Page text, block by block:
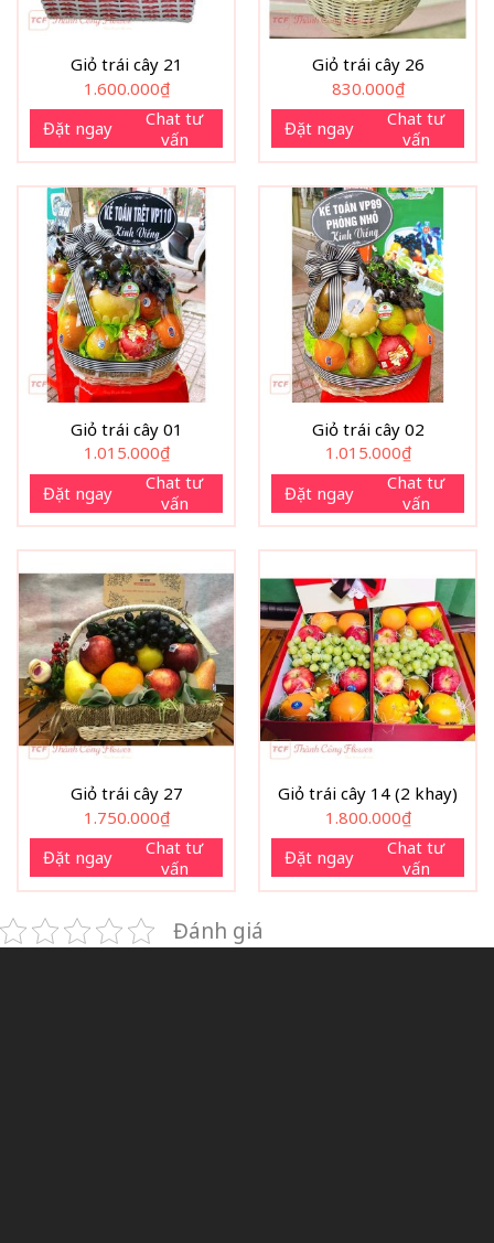
Giỏ trái cây 21
1.600.000₫
Đặt ngay
Chat tư
vấn
Giỏ trái cây 26
830.000₫
Đặt ngay
Chat tư
vấn
Giỏ trái cây 01
1.015.000₫
Đặt ngay
Chat tư
vấn
Giỏ trái cây 02
1.015.000₫
Đặt ngay
Chat tư
vấn
Giỏ trái cây 27
1.750.000₫
Đặt ngay
Chat tư
vấn
Giỏ trái cây 14 (2 khay)
1.800.000₫
Đặt ngay
Chat tư
vấn
Đánh giá